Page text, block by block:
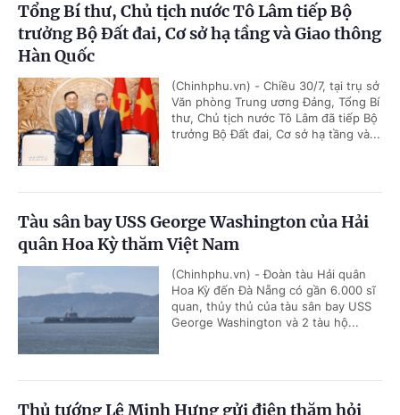
Tổng Bí thư, Chủ tịch nước Tô Lâm tiếp Bộ
trưởng Bộ Đất đai, Cơ sở hạ tầng và Giao thông
Hàn Quốc
(Chinhphu.vn) - Chiều 30/7, tại trụ sở
Văn phòng Trung ương Đảng, Tổng Bí
thư, Chủ tịch nước Tô Lâm đã tiếp Bộ
trưởng Bộ Đất đai, Cơ sở hạ tầng và...
Tàu sân bay USS George Washington của Hải
quân Hoa Kỳ thăm Việt Nam
(Chinhphu.vn) - Đoàn tàu Hải quân
Hoa Kỳ đến Đà Nẵng có gần 6.000 sĩ
quan, thủy thủ của tàu sân bay USS
George Washington và 2 tàu hộ...
Thủ tướng Lê Minh Hưng gửi điện thăm hỏi